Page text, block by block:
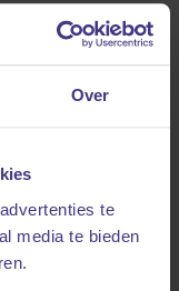
Over
te
media te bieden
heb je een actieve
Vul dan
hebt:
verklaringen